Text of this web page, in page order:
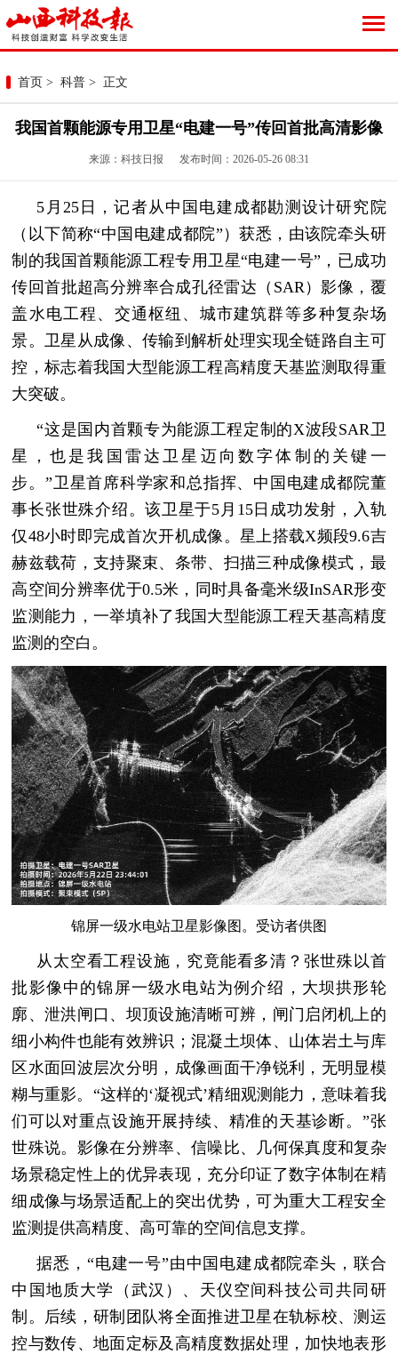
首页 > 科普 > 正文
我国首颗能源专用卫星“电建一号”传回首批高清影像
来源：科技日报 发布时间：2026-05-26 08:31
5月25日，记者从中国电建成都勘测设计研究院
（以下简称“中国电建成都院”）获悉，由该院牵头研
制的我国首颗能源工程专用卫星“电建一号”，已成功
传回首批超高分辨率合成孔径雷达（SAR）影像，覆
盖水电工程、交通枢纽、城市建筑群等多种复杂场
景。卫星从成像、传输到解析处理实现全链路自主可
控，标志着我国大型能源工程高精度天基监测取得重
大突破。
“这是国内首颗专为能源工程定制的X波段SAR卫
星，也是我国雷达卫星迈向数字体制的关键一
步。”卫星首席科学家和总指挥、中国电建成都院董
事长张世殊介绍。该卫星于5月15日成功发射，入轨
仅48小时即完成首次开机成像。星上搭载X频段9.6吉
赫兹载荷，支持聚束、条带、扫描三种成像模式，最
高空间分辨率优于0.5米，同时具备毫米级InSAR形变
监测能力，一举填补了我国大型能源工程天基高精度
监测的空白。
锦屏一级水电站卫星影像图。受访者供图
从太空看工程设施，究竟能看多清？张世殊以首
批影像中的锦屏一级水电站为例介绍，大坝拱形轮
廓、泄洪闸口、坝顶设施清晰可辨，闸门启闭机上的
细小构件也能有效辨识；混凝土坝体、山体岩土与库
区水面回波层次分明，成像画面干净锐利，无明显模
糊与重影。“这样的‘凝视式’精细观测能力，意味着我
们可以对重点设施开展持续、精准的天基诊断。”张
世殊说。影像在分辨率、信噪比、几何保真度和复杂
场景稳定性上的优异表现，充分印证了数字体制在精
细成像与场景适配上的突出优势，可为重大工程安全
监测提供高精度、高可靠的空间信息支撑。
据悉，“电建一号”由中国电建成都院牵头，联合
中国地质大学（武汉）、天仪空间科技公司共同研
制。后续，研制团队将全面推进卫星在轨标校、测运
控与数传、地面定标及高精度数据处理，加快地表形